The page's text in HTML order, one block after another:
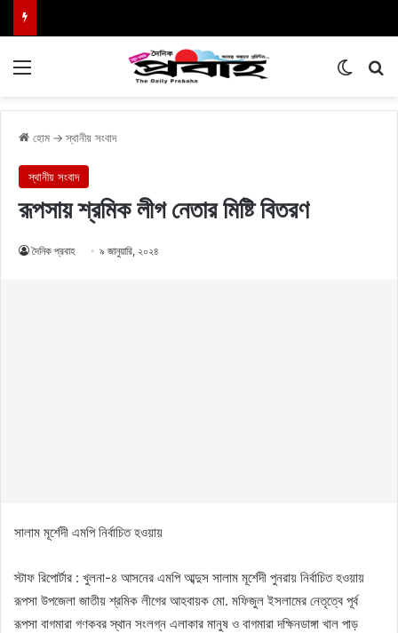
হোম → স্থানীয় সংবাদ
স্থানীয় সংবাদ
রূপসায় শ্রমিক লীগ নেতার মিষ্টি বিতরণ
দৈনিক প্রবাহ ৯ জানুয়ারি, ২০২৪
সালাম মূর্শেদী এমপি নির্বাচিত হওয়ায়
স্টাফ রিপোর্টার : খুলনা-৪ আসনের এমপি আব্দুস সালাম মূর্শেদী পুনরায় নির্বাচিত হওয়ায়
রূপসা উপজেলা জাতীয় শ্রমিক লীগের আহবায়ক মো. মফিজুল ইসলামের নেতৃত্বে পূর্ব
রূপসা বাগমারা গণকবর স্থান সংলগ্ন এলাকার মানুষ ও বাগমারা দক্ষিনডাঙ্গা খাল পাড়